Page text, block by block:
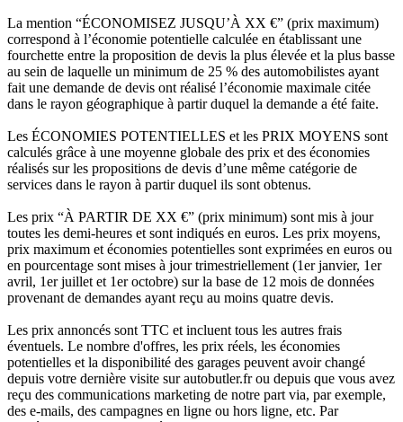
La mention “ÉCONOMISEZ JUSQU’À XX €” (prix maximum)
correspond à l’économie potentielle calculée en établissant une
fourchette entre la proposition de devis la plus élevée et la plus basse
au sein de laquelle un minimum de 25 % des automobilistes ayant
fait une demande de devis ont réalisé l’économie maximale citée
dans le rayon géographique à partir duquel la demande a été faite.
Les ÉCONOMIES POTENTIELLES et les PRIX MOYENS sont
calculés grâce à une moyenne globale des prix et des économies
réalisés sur les propositions de devis d’une même catégorie de
services dans le rayon à partir duquel ils sont obtenus.
Les prix “À PARTIR DE XX €” (prix minimum) sont mis à jour
toutes les demi-heures et sont indiqués en euros. Les prix moyens,
prix maximum et économies potentielles sont exprimées en euros ou
en pourcentage sont mises à jour trimestriellement (1er janvier, 1er
avril, 1er juillet et 1er octobre) sur la base de 12 mois de données
provenant de demandes ayant reçu au moins quatre devis.
Les prix annoncés sont TTC et incluent tous les autres frais
éventuels. Le nombre d'offres, les prix réels, les économies
potentielles et la disponibilité des garages peuvent avoir changé
depuis votre dernière visite sur autobutler.fr ou depuis que vous avez
reçu des communications marketing de notre part via, par exemple,
des e-mails, des campagnes en ligne ou hors ligne, etc. Par